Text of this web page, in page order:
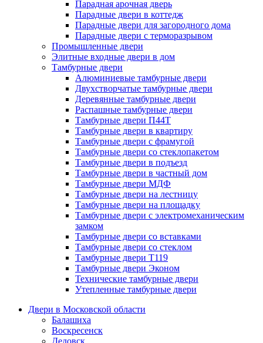
Парадная арочная дверь
Парадные двери в коттедж
Парадные двери для загородного дома
Парадные двери с терморазрывом
Промышленные двери
Элитные входные двери в дом
Тамбурные двери
Алюминиевые тамбурные двери
Двухстворчатые тамбурные двери
Деревянные тамбурные двери
Распашные тамбурные двери
Тамбурные двери П44Т
Тамбурные двери в квартиру
Тамбурные двери с фрамугой
Тамбурные двери со стеклопакетом
Тамбурные двери в подъезд
Тамбурные двери в частный дом
Тамбурные двери МДФ
Тамбурные двери на лестницу
Тамбурные двери на площадку
Тамбурные двери с электромеханическим
замком
Тамбурные двери со вставками
Тамбурные двери со стеклом
Тамбурные двери Т119
Тамбурные двери Эконом
Технические тамбурные двери
Утепленные тамбурные двери
Двери в Московской области
Балашиха
Воскресенск
Дедовск